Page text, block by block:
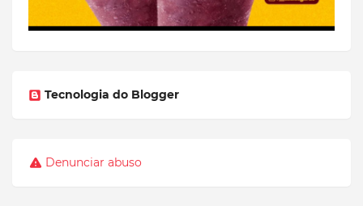
Tecnologia do Blogger
Denunciar abuso